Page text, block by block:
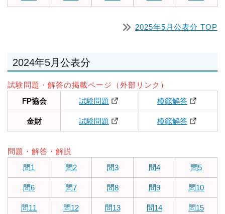
2025年5月公表分 TOP
2024年5月公表分
試験問題・解答の掲載ページ（外部リンク）
FP協会
試験問題 模範解答
金財 試験問題 模範解答
問題・解答・解説
問1
問2 問3 問4 問5
問6 問7 問8 問9 問10
問11 問12 問13 問14 問15